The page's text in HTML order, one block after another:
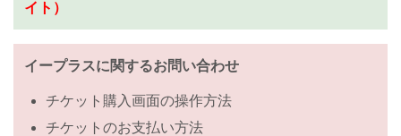
イト）
イープラスに関するお問い合わせ
チケット購入画面の操作方法
チケットのお支払い方法